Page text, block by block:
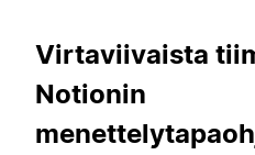
Virtaviivaista
Notionin